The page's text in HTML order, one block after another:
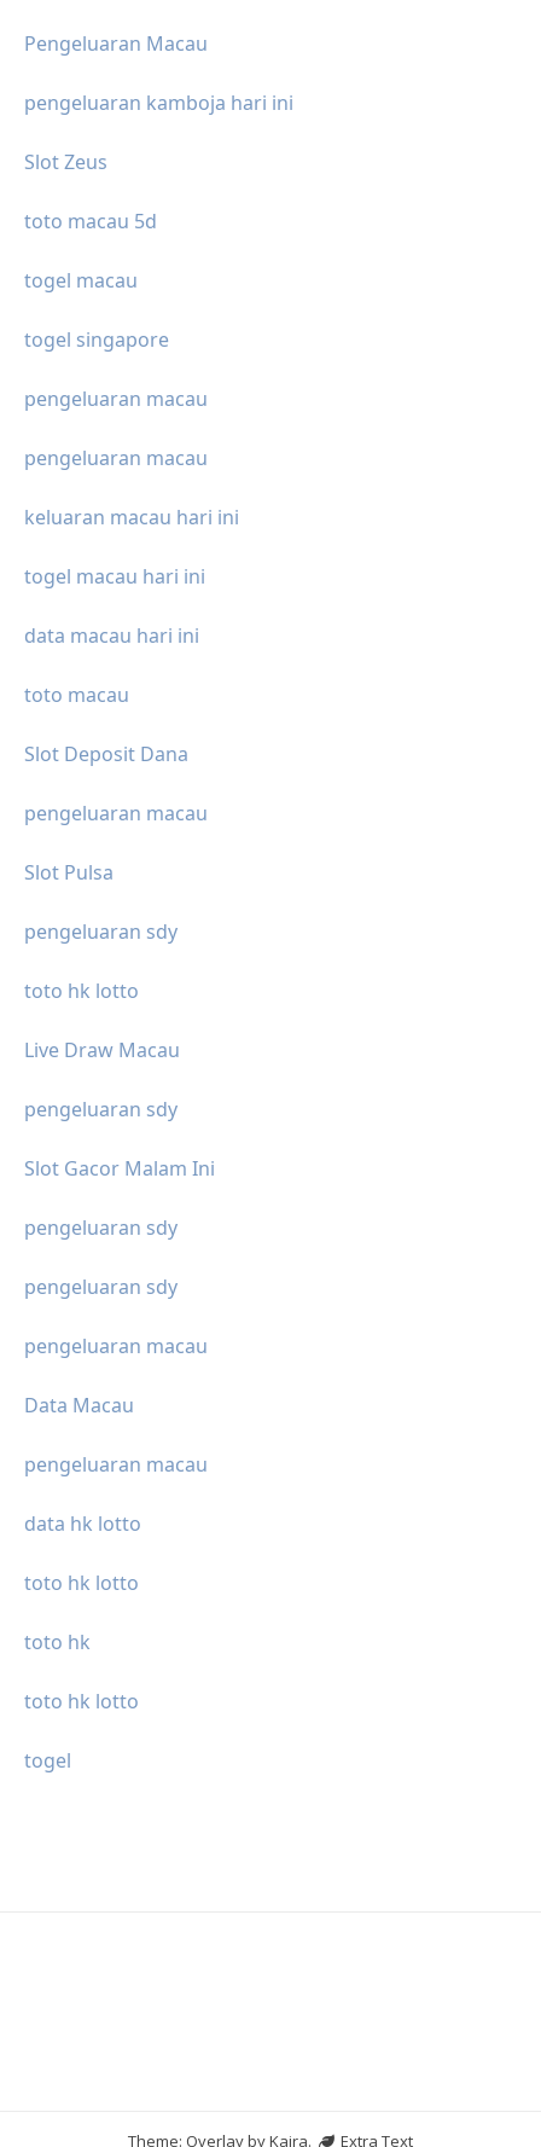
Pengeluaran Macau
pengeluaran kamboja hari ini
Slot Zeus
toto macau 5d
togel macau
togel singapore
pengeluaran macau
pengeluaran macau
keluaran macau hari ini
togel macau hari ini
data macau hari ini
toto macau
Slot Deposit Dana
pengeluaran macau
Slot Pulsa
pengeluaran sdy
toto hk lotto
Live Draw Macau
pengeluaran sdy
Slot Gacor Malam Ini
pengeluaran sdy
pengeluaran sdy
pengeluaran macau
Data Macau
pengeluaran macau
data hk lotto
toto hk lotto
toto hk
toto hk lotto
togel
Theme: Overlay byKaira. Extra Text